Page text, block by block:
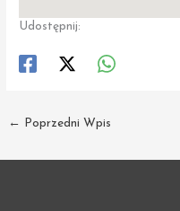
Udostępnij:
← Poprzedni Wpis